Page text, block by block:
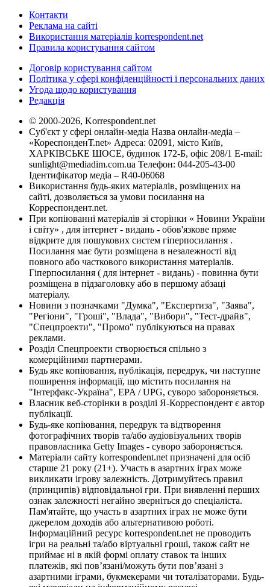
Контакти
Реклама на сайті
Використання матеріалів korrespondent.net
Правила користування сайтом
Договір користування сайтом
Політика у сфері конфіденційності і персональних даних
Угода щодо користування
Редакція
© 2000-2026, Korrespondent.net
Суб'єкт у сфері онлайн-медіа Назва онлайн-медіа –
«КореспонденТ.net» Адреса: 02091, місто Київ,
ХАРКІВСЬКЕ ШОСЕ, будинок 172-Б, офіс 208/1 E-mail:
sunlight@mediadim.com.ua Телефон: 044-205-43-00
Ідентифікатор медіа – R40-06068
Використання будь-яких матеріалів, розміщених на
сайті, дозволяється за умови посилання на
Корреспондент.net.
При копіюванні матеріалів зі сторінки « Новини України
і світу» , для інтернет - видань - обов'язкове пряме
відкрите для пошукових систем гіперпосилання .
Посилання має бути розміщена в незалежності від
повного або часткового використання матеріалів.
Гіперпосилання ( для інтернет - видань) - повинна бути
розміщена в підзаголовку або в першому абзаці
матеріалу.
Новини з позначками "Думка", "Експертиза", "Заява",
"Регіони", "Гроші", "Влада", "Вибори", "Тест-драйв",
"Спецпроекти", "Промо" публікуються на правах
реклами.
Розділ Спецпроекти створюється спільно з
комерційними партнерами.
Будь яке копіювання, публікація, передрук, чи наступне
поширення інформації, що містить посилання на
"Інтерфакс-Україна", EPA / UPG, суворо забороняється.
Власник веб-сторінки в розділі Я-Корреспондент є автор
публікації.
Будь-яке копіювання, передрук та відтворення
фотографічних творів та/або аудіовізуальних творів
правовласника Getty Images - суворо забороняється.
Матеріали сайту korrespondent.net призначені для осіб
старше 21 року (21+). Участь в азартних іграх може
викликати ігрову залежність. Дотримуйтесь правил
(принципів) відповідальної гри. При виявленні перших
ознак залежності негайно зверніться до спеціаліста.
Пам'ятайте, що участь в азартних іграх не може бути
джерелом доходів або альтернативою роботі.
Інформаційний ресурс korrespondent.net не проводить
ігри на реальні та/або віртуальні гроші, також сайт не
приймає ні в якій формі оплату ставок та інших
платежів, які пов’язані/можуть бути пов’язані з
азартними іграми, букмекерами чи тоталізаторами. Будь-